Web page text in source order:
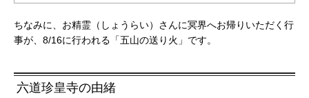
ちなみに、お精霊（しょうらい）さんに冥界へお帰りいただく行
事が、8/16に行われる「五山の送り火」です。
六道珍皇寺の由緒